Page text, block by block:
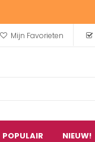
Mijn Favorieten
POPULAIR NIEUW!